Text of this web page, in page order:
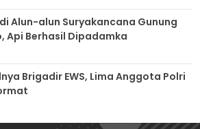
Alun-alun Suryakancana Gunung
Api Berhasil Dipadamka
Brigadir EWS, Lima Anggota Polri